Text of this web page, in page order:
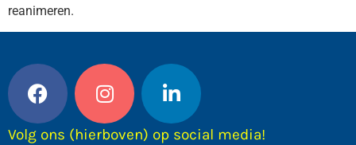
reanimeren.
Volg ons (hierboven) op social media!